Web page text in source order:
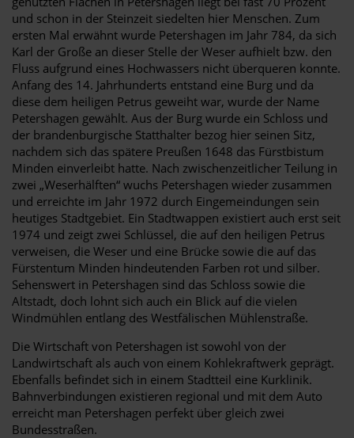
und schon in der Steinzeit siedelten hier Menschen. Zum
ersten Mal erwähnt wurde Petershagen im Jahr 784, da sich
Karl der Große an dieser Stelle der Weser aufhielt bzw. den
Fluss aufgrund eines Hochwassers nicht überqueren konnte.
Anfang des 14. Jahrhunderts entstand eine Burg und da
diese dem heiligen Petrus geweiht war, wurde der Name
Petershagen gewählt. Aus der Burg wurde ein Schloss und
der brandenburgische Statthalter bezog hier seinen Sitz,
nachdem sich das spätere Preußen 1648 das Fürstbistum
Minden einverleibt hatte. Nach zwischenzeitlicher Teilung in
zwei „Weserhälften“ wuchs Petershagen wieder zusammen
und erreichte im Jahr 1972 durch Eingemeindungen sein
heutiges Stadtgebiet. Ein Stadtwappen existiert auch erst seit
1974 und zeigt zwei Schlüssel, die auf den heiligen Petrus
verweisen, die Weser und eine Brücke sowie die auf das
Fürstentum Minden hindeutenden Farben rot und silber.
Sehenswert in Petershagen sind das Schloss sowie die
Altstadt, doch lohnt sich auch ein Blick auf die vielen
Windmühlen entlang des Westfälischen Mühlenstraße.
Die Wirtschaft von Petershagen ist sowohl von der
Landwirtschaft als auch von einem Kohlekraftwerk geprägt.
Ebenfalls befindet sich in einem Stadtteil eine Kurklinik.
Bahnverbindungen existieren regional und mit dem Auto
erreicht man Petershagen perfekt über gleich zwei
Bundesstraßen.